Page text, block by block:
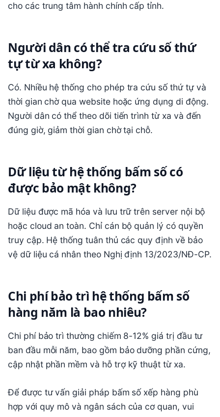
cho các trung tâm hành chính cấp tỉnh.
Người dân có thể tra cứu số thứ
tự từ xa không?
Có. Nhiều hệ thống cho phép tra cứu số thứ tự và
thời gian chờ qua website hoặc ứng dụng di động.
Người dân có thể theo dõi tiến trình từ xa và đến
đúng giờ, giảm thời gian chờ tại chỗ.
Dữ liệu từ hệ thống bấm số có
được bảo mật không?
Dữ liệu được mã hóa và lưu trữ trên server nội bộ
hoặc cloud an toàn. Chỉ cán bộ quản lý có quyền
truy cập. Hệ thống tuân thủ các quy định về bảo
vệ dữ liệu cá nhân theo Nghị định 13/2023/NĐ-CP.
Chi phí bảo trì hệ thống bấm số
hàng năm là bao nhiêu?
Chi phí bảo trì thường chiếm 8-12% giá trị đầu tư
ban đầu mỗi năm, bao gồm bảo dưỡng phần cứng,
cập nhật phần mềm và hỗ trợ kỹ thuật từ xa.
Để được tư vấn giải pháp bấm số xếp hàng phù
hợp với quy mô và ngân sách của cơ quan, vui